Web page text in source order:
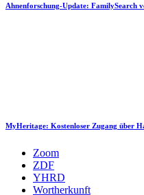
Ahnenforschung-Update: FamilySearch
MyHeritage: Kostenloser Zugang über
Zoom
ZDF
YHRD
Wortherkunft